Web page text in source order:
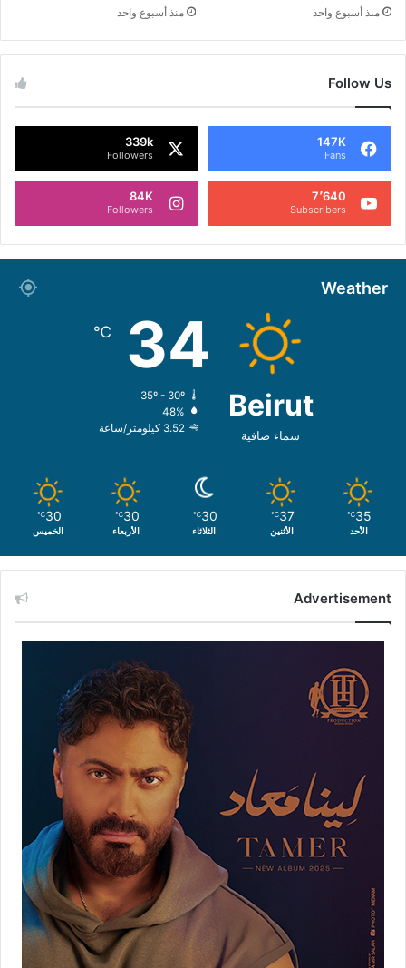
منذ أسبوع واحد منذ أسبوع واحد
Follow Us
147K
Fans
339k
Followers
7٬640
Subscribers
84K
Followers
Weather
Beirut
سماء صافية
34
℃
35º - 30º
48%
3.52 كيلومتر/ساعة
35
℃
الأحد
37
℃
الأثنين
30
℃
الثلاثاء
30
℃
الأربعاء
30
℃
الخميس
Advertisement